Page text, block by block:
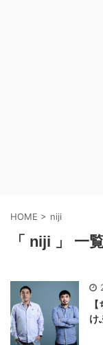
HOME > niji
「 niji 」 一
け